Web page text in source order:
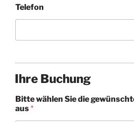
Telefon
Ihre Buchung
Bitte wählen Sie die
aus*